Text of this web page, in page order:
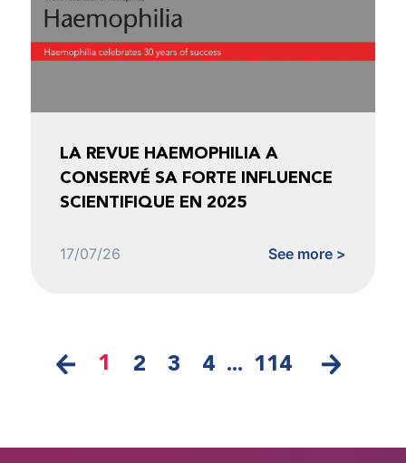
LA REVUE HAEMOPHILIA A
CONSERVÉ SA FORTE INFLUENCE
SCIENTIFIQUE EN 2025
17/07/26 See more >
1 2 3 4 ... 114